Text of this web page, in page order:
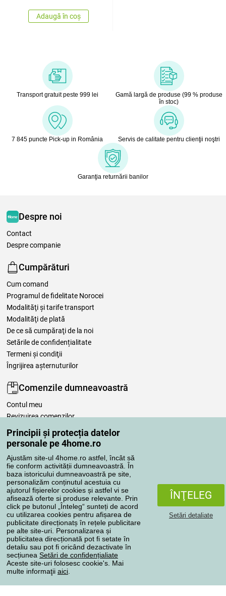
Principii și protecția datelor
personale pe 4home.ro
Ajustăm site-ul 4home.ro astfel, încât să
fie conform activității dumneavoastră. În
baza istoricului dumneavoastră pe site,
personalizăm conținutul acestuia cu
ajutorul fișierelor cookies și astfel vi se
afisează oferte si produse relevante. Prin
click pe butonul „Înteleg“ sunteți de acord
cu utilizarea cookies pentru afișarea de
publicitate direcționatș în rețele publicitare
pe alte site-uri. Personalizarea și
publicitatea direcționată pot fi setate în
detaliu sau pot fi oricând dezactivate în
secțiunea Setări de confidențialiate
Aceste site-uri folosesc cookie's. Mai
multe informaţii aici
ÎNŢELEG
Setări detaliate
Adaugă în coș
Transport gratuit peste 999 lei
Gamă largă de produse (99 % produse
în stoc)
7 845 puncte Pick-up in România Servis de calitate pentru clienţii noştri
Garanţia returnării banilor
Despre noi
Contact
Despre companie
Cumpărături
Cum comand
Programul de fidelitate Norocei
Modalităţi şi tarife transport
Modalităţi de plată
De ce să cumpăraţi de la noi
Setările de confidențialitate
Termeni şi condiţii
Îngrijirea așternuturilor
Comenzile dumneavoastră
Contul meu
Revizuirea comenzilor
Reclamaţii
Retragere de la contract
Regulile de procesare a recenziilor
Metode de transport
Metode de plată
Magazin de încredere